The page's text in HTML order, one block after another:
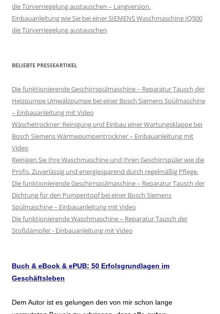
die Türverriegelung austauschen – Langversion.
Einbauanleitung wie Sie bei einer SIEMENS Waschmaschine IQ500
die Türverriegelung austauschen
BELIEBTE PRESSEARTIKEL
Die funktionierende Geschirrspülmaschine – Reparatur Tausch der
Heizpumpe Umwälzpumpe bei einer Bosch Siemens Spülmaschine
– Einbauanleitung mit Video
Wäschetrockner: Reinigung und Einbau einer Wartungsklappe bei
Bosch Siemens Wärmepumpentrockner – Einbauanleitung mit
Video
Reinigen Sie Ihre Waschmaschine und Ihren Geschirrspüler wie die
Profis. Zuverlässig und energiesparend durch regelmäßig Pflege.
Die funktionierende Geschirrspülmaschine – Reparatur Tausch der
Dichtung für den Pumpentopf bei einer Bosch Siemens
Spülmaschine – Einbauanleitung mit Video
Die funktionierende Waschmaschine – Reparatur Tausch der
Stoßdämpfer - Einbauanleitung mit Video
Buch & eBook & ePUB: 50 Erfolsgrundlagen im
Geschäftsleben
Dem Autor ist es gelungen den von mir schon lange